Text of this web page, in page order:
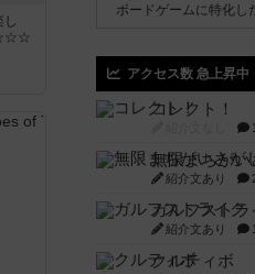
ボードゲームに特化し
アクセス数 急上昇中
コレクト！
無限まちがい
紹介文あり
ガルフストラ
紹介文あり
クルティボ